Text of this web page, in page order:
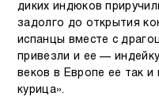
диких индюков
задолго до открытия
испанцы вместе с
привезли и ее —
веков в Европе ее так и
курица».